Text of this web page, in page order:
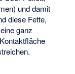
und damit
diese Fette,
ganz